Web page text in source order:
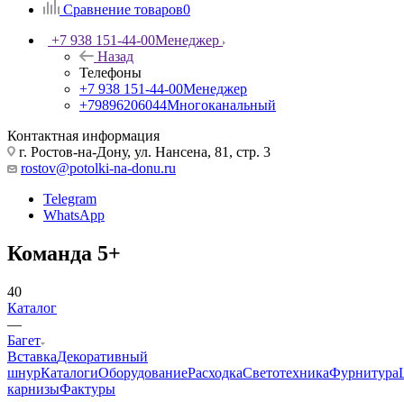
Сравнение товаров0
+7 938 151-44-00Менеджер
Назад
Телефоны
+7 938 151-44-00Менеджер
+79896206044Многоканальный
Контактная информация
г. Ростов-на-Дону, ул. Нансена, 81, стр. 3
rostov@potolki-na-donu.ru
Telegram
WhatsApp
Команда 5+
40
Каталог
—
Багет
ВставкаДекоративный
шнурКаталогиОборудованиеРасходкаСветотехникаФурнитура
карнизыФактуры